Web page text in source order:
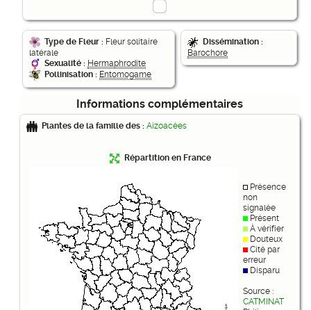
Type de Fleur : Fleur solitaire
latérale
Sexualité : Hermaphrodite
Pollinisation : Entomogame
Dissémination :
Barochore
Informations complémentaires
Plantes de la famille des : Aizoacées
Répartition en France
Présence
non
signalée
Présent
À vérifier
Douteux
Cité par
erreur
Disparu
Source :
CATMINAT